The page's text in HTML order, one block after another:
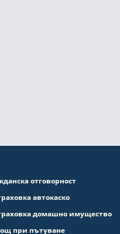
отговорност
автокаско
домашно имущество
при пътуване